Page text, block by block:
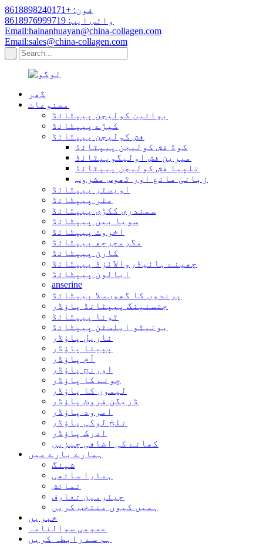
فون: +8618898240171
واٹس ایپ: 8618976999719
Email:hainanhuayan@china-collagen.com
Email:sales@china-collagen.com
گھر
مصنوعات
بوائین کولیجن پیپٹائڈ
کیڑے پیپٹائڈ
فش کولیجن پیپٹائڈ
کوڈ فش کولیجن پیپٹائڈ
میرین فش اولیگوپپٹائڈ
تلپیا فش کولیجن پیپٹائڈ
زبانی مائع اور ٹھوس مشروب
اویسٹر پیپٹائڈ
مٹر پیپٹائڈ
سمندری ککڑی پیپٹائڈ
سویا بین پیپٹائڈ
اخروٹ پیپٹائڈ
مگرمچرچھ پیپٹائڈ
کارن پیپٹائڈ
چھینے ہائیڈروالائزڈ پیپٹائڈ
ابالون پیپٹائڈ
anserine
پرندوں کا گھوںسلا پیپٹائڈ
جنسنینگ پیپٹائڈ پاؤڈر
ٹونا پیپٹائڈ
بونیٹو ایلسٹن پیپٹائڈ
ناریل پاؤڈر
پپیتا پاؤڈر
آم پاؤڈر
اورنج پاؤڈر
چونے کا پاؤڈر
لیموں کا پاؤڈر
ڈریگن فروٹ پاؤڈر
امرود پاؤڈر
تلخ لوکی پاؤڈر
ادرک پاؤڈر
کھانے کی اضافی چیزیں
ہمارے بارے میں
شپنگ
ہمارا ساتھی
نمائش
چیئرمین تعارف
ہمیں کیوں منتخب کریں
خبریں
عمومی سوالنامہ
ہم سے رابطہ کریں